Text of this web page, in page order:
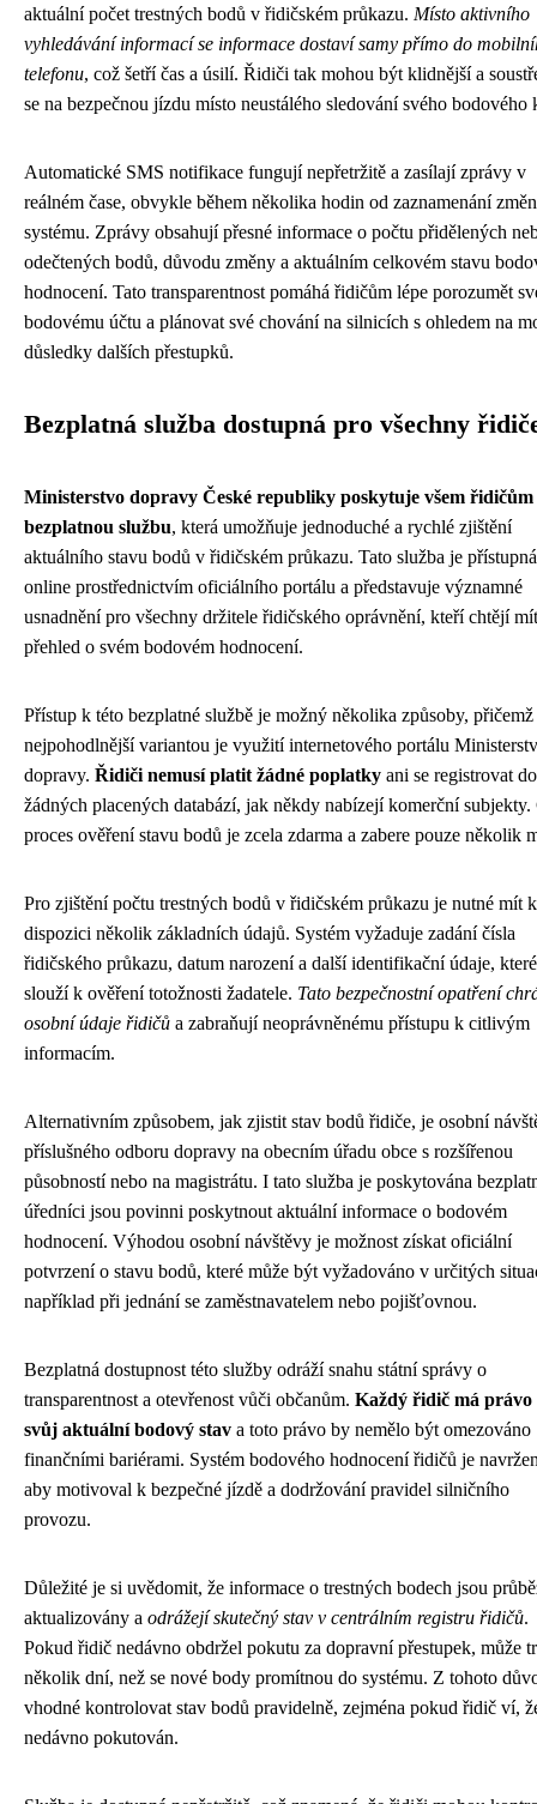
aktuální počet trestných bodů v řidičském průkazu. Místo aktivního
vyhledávání informací se informace dostaví samy přímo do
telefonu, což šetří čas a úsilí. Řidiči tak mohou být klidnější a
se na bezpečnou jízdu místo neustálého sledování svého bodového
Automatické SMS notifikace fungují nepřetržitě a zasílají zprávy v
reálném čase, obvykle během několika hodin od zaznamenání
systému. Zprávy obsahují přesné informace o počtu přidělených
odečtených bodů, důvodu změny a aktuálním celkovém stavu
hodnocení. Tato transparentnost pomáhá řidičům lépe porozumět
bodovému účtu a plánovat své chování na silnicích s ohledem na
důsledky dalších přestupků.
Bezplatná služba dostupná pro všechny
Ministerstvo dopravy České republiky poskytuje všem řidičům
bezplatnou službu, která umožňuje jednoduché a rychlé zjištění
aktuálního stavu bodů v řidičském průkazu. Tato služba je přístupná
online prostřednictvím oficiálního portálu a představuje významné
usnadnění pro všechny držitele řidičského oprávnění, kteří chtějí mít
přehled o svém bodovém hodnocení.
Přístup k této bezplatné službě je možný několika způsoby, přičemž
nejpohodlnější variantou je využití internetového portálu
dopravy. Řidiči nemusí platit žádné poplatky ani se registrovat do
žádných placených databází, jak někdy nabízejí komerční subjekty.
proces ověření stavu bodů je zcela zdarma a zabere pouze několik
Pro zjištění počtu trestných bodů v řidičském průkazu je nutné mít k
dispozici několik základních údajů. Systém vyžaduje zadání čísla
řidičského průkazu, datum narození a další identifikační údaje, které
slouží k ověření totožnosti žadatele. Tato bezpečnostní opatření
osobní údaje řidičů a zabraňují neoprávněnému přístupu k citlivým
informacím.
Alternativním způsobem, jak zjistit stav bodů řidiče, je osobní
příslušného odboru dopravy na obecním úřadu obce s rozšířenou
působností nebo na magistrátu. I tato služba je poskytována
úředníci jsou povinni poskytnout aktuální informace o bodovém
hodnocení. Výhodou osobní návštěvy je možnost získat oficiální
potvrzení o stavu bodů, které může být vyžadováno v určitých
například při jednání se zaměstnavatelem nebo pojišťovnou.
Bezplatná dostupnost této služby odráží snahu státní správy o
transparentnost a otevřenost vůči občanům. Každý řidič má právo
svůj aktuální bodový stav a toto právo by nemělo být omezováno
finančními bariérami. Systém bodového hodnocení řidičů je
aby motivoval k bezpečné jízdě a dodržování pravidel silničního
provozu.
Důležité je si uvědomit, že informace o trestných bodech jsou
aktualizovány a odrážejí skutečný stav v centrálním registru řidičů.
Pokud řidič nedávno obdržel pokutu za dopravní přestupek, může
několik dní, než se nové body promítnou do systému. Z tohoto
vhodné kontrolovat stav bodů pravidelně, zejména pokud řidič ví,
nedávno pokutován.